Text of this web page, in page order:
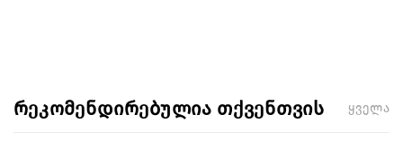
რეკომენდირებულია თქვენთვის ყველა